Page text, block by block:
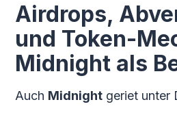
Airdrops,
und Token-
Midnight als
Auch Midnight geriet unter